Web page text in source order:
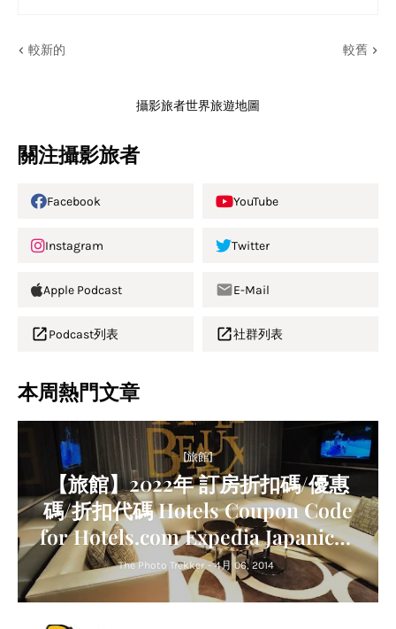
較新的 較舊
攝影旅者世界旅遊地圖
關注攝影旅者
Facebook YouTube
Instagram Twitter
Apple Podcast E-Mail
Podcast列表 社群列表
本周熱門文章
[旅館]
【旅館】2022年 訂房折扣碼/優惠
碼/折扣代碼 Hotels Coupon Code
for Hotels.com Expedia Japanican
Agoda Trip.com Relux
The Photo Trekker - 4月 06, 2014